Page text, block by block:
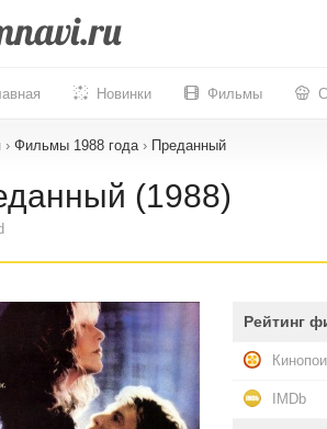
Новинки Фильмы
› Фильмы 1988 года › Преданный
(1988)
Рейтинг
IMDb